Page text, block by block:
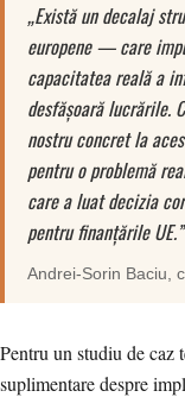
„Există un decalaj
europene — care
capacitatea reală a
desfășoară lucrările.
nostru concret la
pentru o problemă
care a luat decizia
pentru finanțările UE.”
Andrei-Sorin Baciu,
Pentru un studiu de
suplimentare despre